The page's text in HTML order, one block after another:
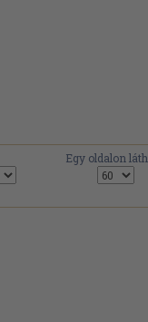
Egy oldalon